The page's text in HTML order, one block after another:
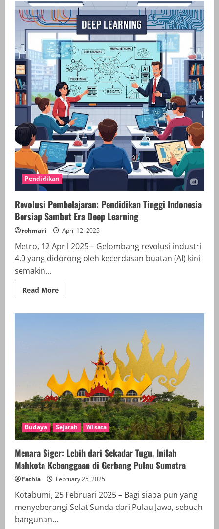
Harga
Singkong
Kembali
Resahkan
Petani
Lampung:
Antara
Panen
Melimpah
dan
Tekanan
Industri
Pendidikan
Revolusi Pembelajaran: Pendidikan Tinggi Indonesia
Bersiap Sambut Era Deep Learning
rohmani April 12, 2025
Metro, 12 April 2025 – Gelombang revolusi industri
4.0 yang didorong oleh kecerdasan buatan (AI) kini
semakin...
Read MoreRead
more
Learning
Budaya Sejarah Wisata
Menara Siger: Lebih dari Sekadar Tugu, Inilah
Mahkota Kebanggaan di Gerbang Pulau Sumatra
Fathia February 25, 2025
Kotabumi, 25 Februari 2025 – Bagi siapa pun yang
menyeberangi Selat Sunda dari Pulau Jawa, sebuah
bangunan...